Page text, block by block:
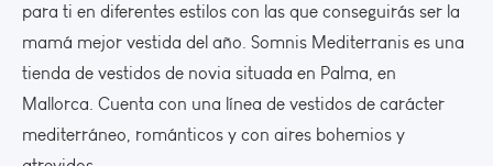
para ti en diferentes estilos con las que conseguirás ser la
mamá mejor vestida del año. Somnis Mediterranis es una
tienda de vestidos de novia situada en Palma, en
Mallorca. Cuenta con una línea de vestidos de carácter
mediterráneo, románticos y con aires bohemios y